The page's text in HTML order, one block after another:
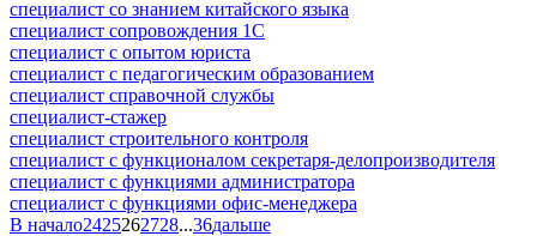
специалист со знанием китайского языка
специалист сопровождения 1С
специалист с опытом юриста
специалист с педагогическим образованием
специалист справочной службы
специалист-стажер
специалист строительного контроля
специалист с функционалом секретаря-делопроизводителя
специалист с функциями администратора
специалист с функциями офис-менеджера
В начало2425262728...36дальше